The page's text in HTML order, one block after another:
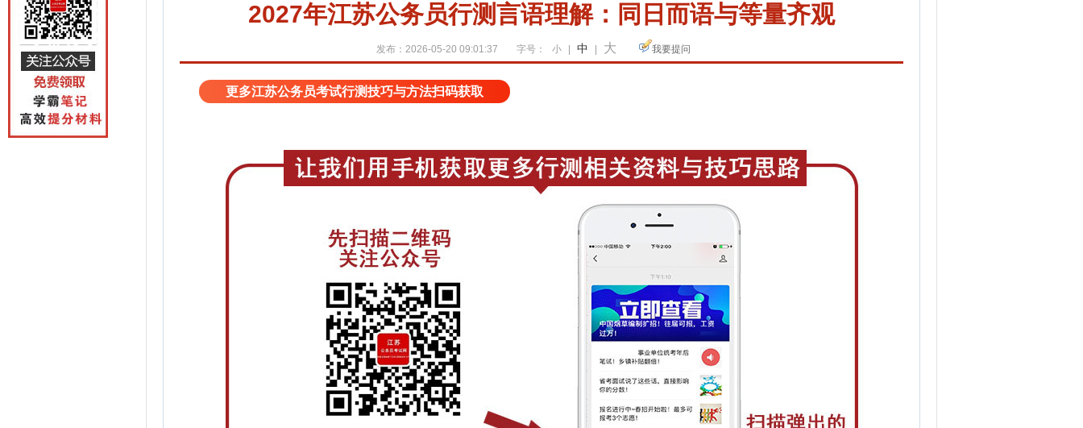
2027年江苏公务员行测言语理解：同日而语与等量齐观
发布：2026-05-20 09:01:37 字号： 小 中 大 我要提问
更多江苏公务员考试行测技巧与方法扫码获取